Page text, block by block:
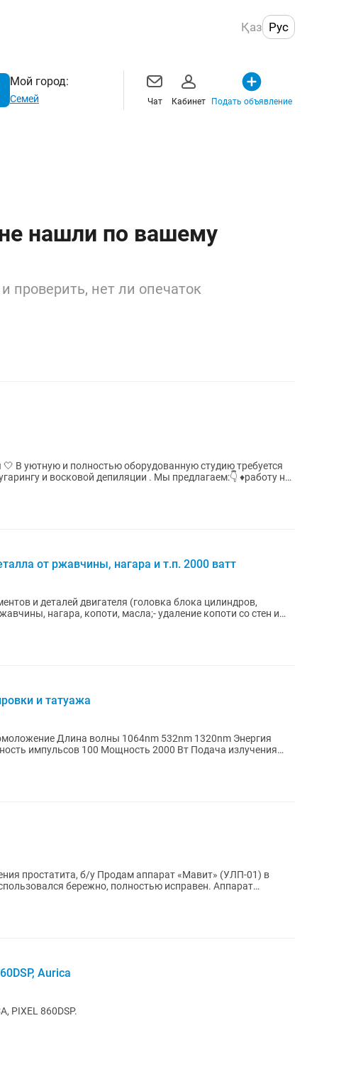
Қаз Рус
Мой город:
Семей Чат Кабинет Подать объявление
нашли по вашему
проверить, нет ли опечаток
депиляции . Мы предлагаем:👇 ♦️работу на
от ржавчины, нагара и т.п. 2000 ватт
нагара, копоти, масла;- удаление копоти со стен и
и татуажа
Длина волны 1064nm 532nm 1320nm Энергия
импульсов 100 Мощность 2000 Вт Подача излучения
простатита, б/у Продам аппарат «Мавит» (УЛП-01) в
бережно, полностью исправен. Аппарат
Aurica
PIXEL 860DSP.